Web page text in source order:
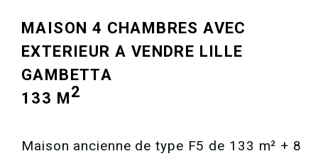
MAISON 4 CHAMBRES AVEC
EXTERIEUR A VENDRE LILLE
GAMBETTA
133 M2
Maison ancienne de type F5 de 133 m² + 8